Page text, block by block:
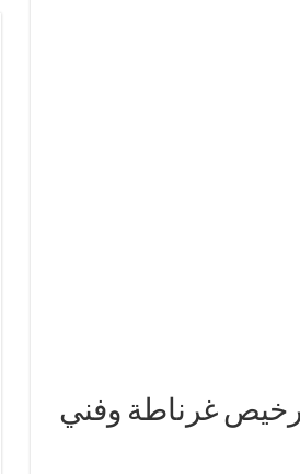
صباغ شاطر ورخيص غرناطة وفني